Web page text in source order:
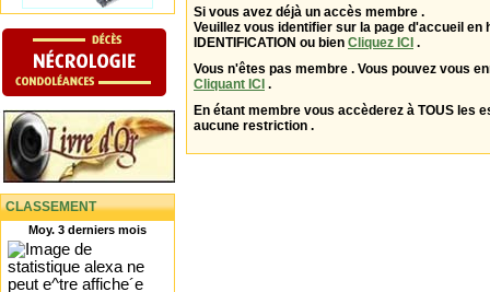
CLASSEMENT
Moy. 3 derniers mois
Si vous avez déjà un accès membre .
Veuillez vous identifier sur la page d'accueil en
IDENTIFICATION ou bien Cliquez ICI .
Vous n'êtes pas membre . Vous pouvez vous
Cliquant ICI .
En étant membre vous accèderez à TOUS les
aucune restriction .